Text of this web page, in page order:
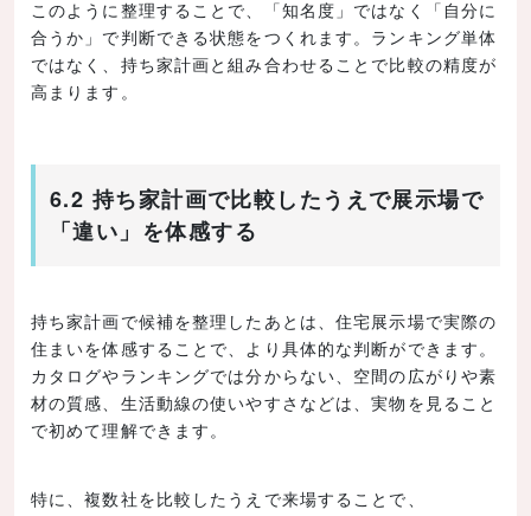
このように整理することで、「知名度」ではなく「自分に
合うか」で判断できる状態をつくれます。ランキング単体
ではなく、持ち家計画と組み合わせることで比較の精度が
高まります。
6.2 持ち家計画で比較したうえで展示場で
「違い」を体感する
持ち家計画で候補を整理したあとは、住宅展示場で実際の
住まいを体感することで、より具体的な判断ができます。
カタログやランキングでは分からない、空間の広がりや素
材の質感、生活動線の使いやすさなどは、実物を見ること
で初めて理解できます。
特に、複数社を比較したうえで来場することで、